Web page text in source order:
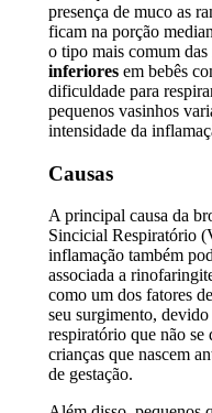
presença de muco as
ficam na porção
o tipo mais comum das
inferiores em bebês
dificuldade para
pequenos vasinhos
intensidade da
Causas
A principal causa da
Sincicial Respiratório
inflamação também
associada a
como um dos fatores
seu surgimento,
respiratório que não se
crianças que nascem
de gestação.